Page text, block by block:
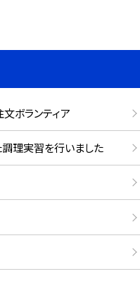
ボランティア
理実習を行いました